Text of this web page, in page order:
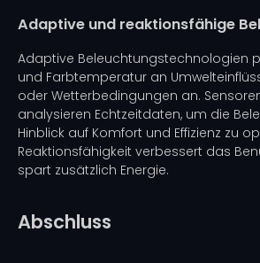
Adaptive und reaktionsfähige
Adaptive Beleuchtungstechnologien
und Farbtemperatur an
oder Wetterbedingungen an.
analysieren Echtzeitdaten, um die
Hinblick auf Komfort und Effizienz zu
Reaktionsfähigkeit verbessert das
spart zusätzlich Energie.
Abschluss